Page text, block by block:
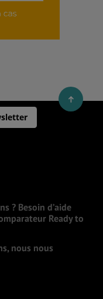
? Besoin d’aide
Ready to
nous nous